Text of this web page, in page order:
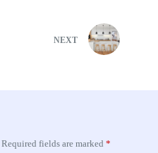
NEXT
Required fields are marked *